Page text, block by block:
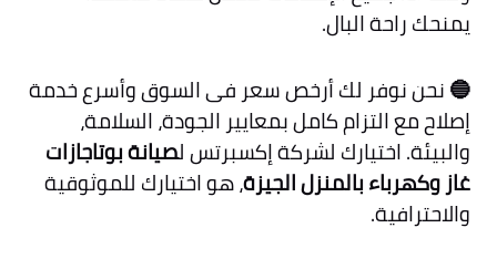
يمنحك راحة البال.
🔵نحن نوفر لك أرخص سعر فى السوق وأسرع خدمة
إصلاح مع التزام كامل بمعايير الجودة، السلامة،
والبيئة. اختيارك لشركة إكسبرتس لصيانة بوتاجازات
غاز وكهرباء بالمنزل الجيزة، هو اختيارك للموثوقية
والاحترافية.